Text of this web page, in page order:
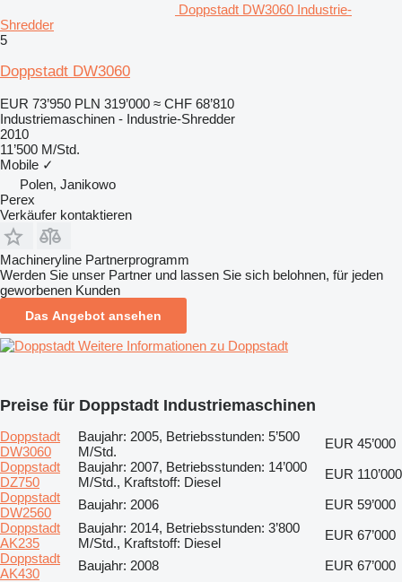
Doppstadt DW3060 Industrie-
Shredder
5
Doppstadt DW3060
EUR 73’950 PLN 319’000 ≈ CHF 68’810
Industriemaschinen - Industrie-Shredder
2010
11’500 M/Std.
Mobile ✓
Polen, Janikowo
Perex
Verkäufer kontaktieren
Machineryline Partnerprogramm
Werden Sie unser Partner und lassen Sie sich belohnen, für jeden
geworbenen Kunden
Das Angebot ansehen
Weitere Informationen zu Doppstadt
Preise für Doppstadt Industriemaschinen
Doppstadt
DW3060
Baujahr: 2005, Betriebsstunden: 5’500
M/Std.
EUR 45’000
Doppstadt
DZ750
Baujahr: 2007, Betriebsstunden: 14’000
M/Std., Kraftstoff: Diesel
EUR 110’000
Doppstadt
DW2560
Baujahr: 2006
EUR 59’000
Doppstadt
AK235
Baujahr: 2014, Betriebsstunden: 3’800
M/Std., Kraftstoff: Diesel
EUR 67’000
Doppstadt
AK430
Baujahr: 2008
EUR 67’000